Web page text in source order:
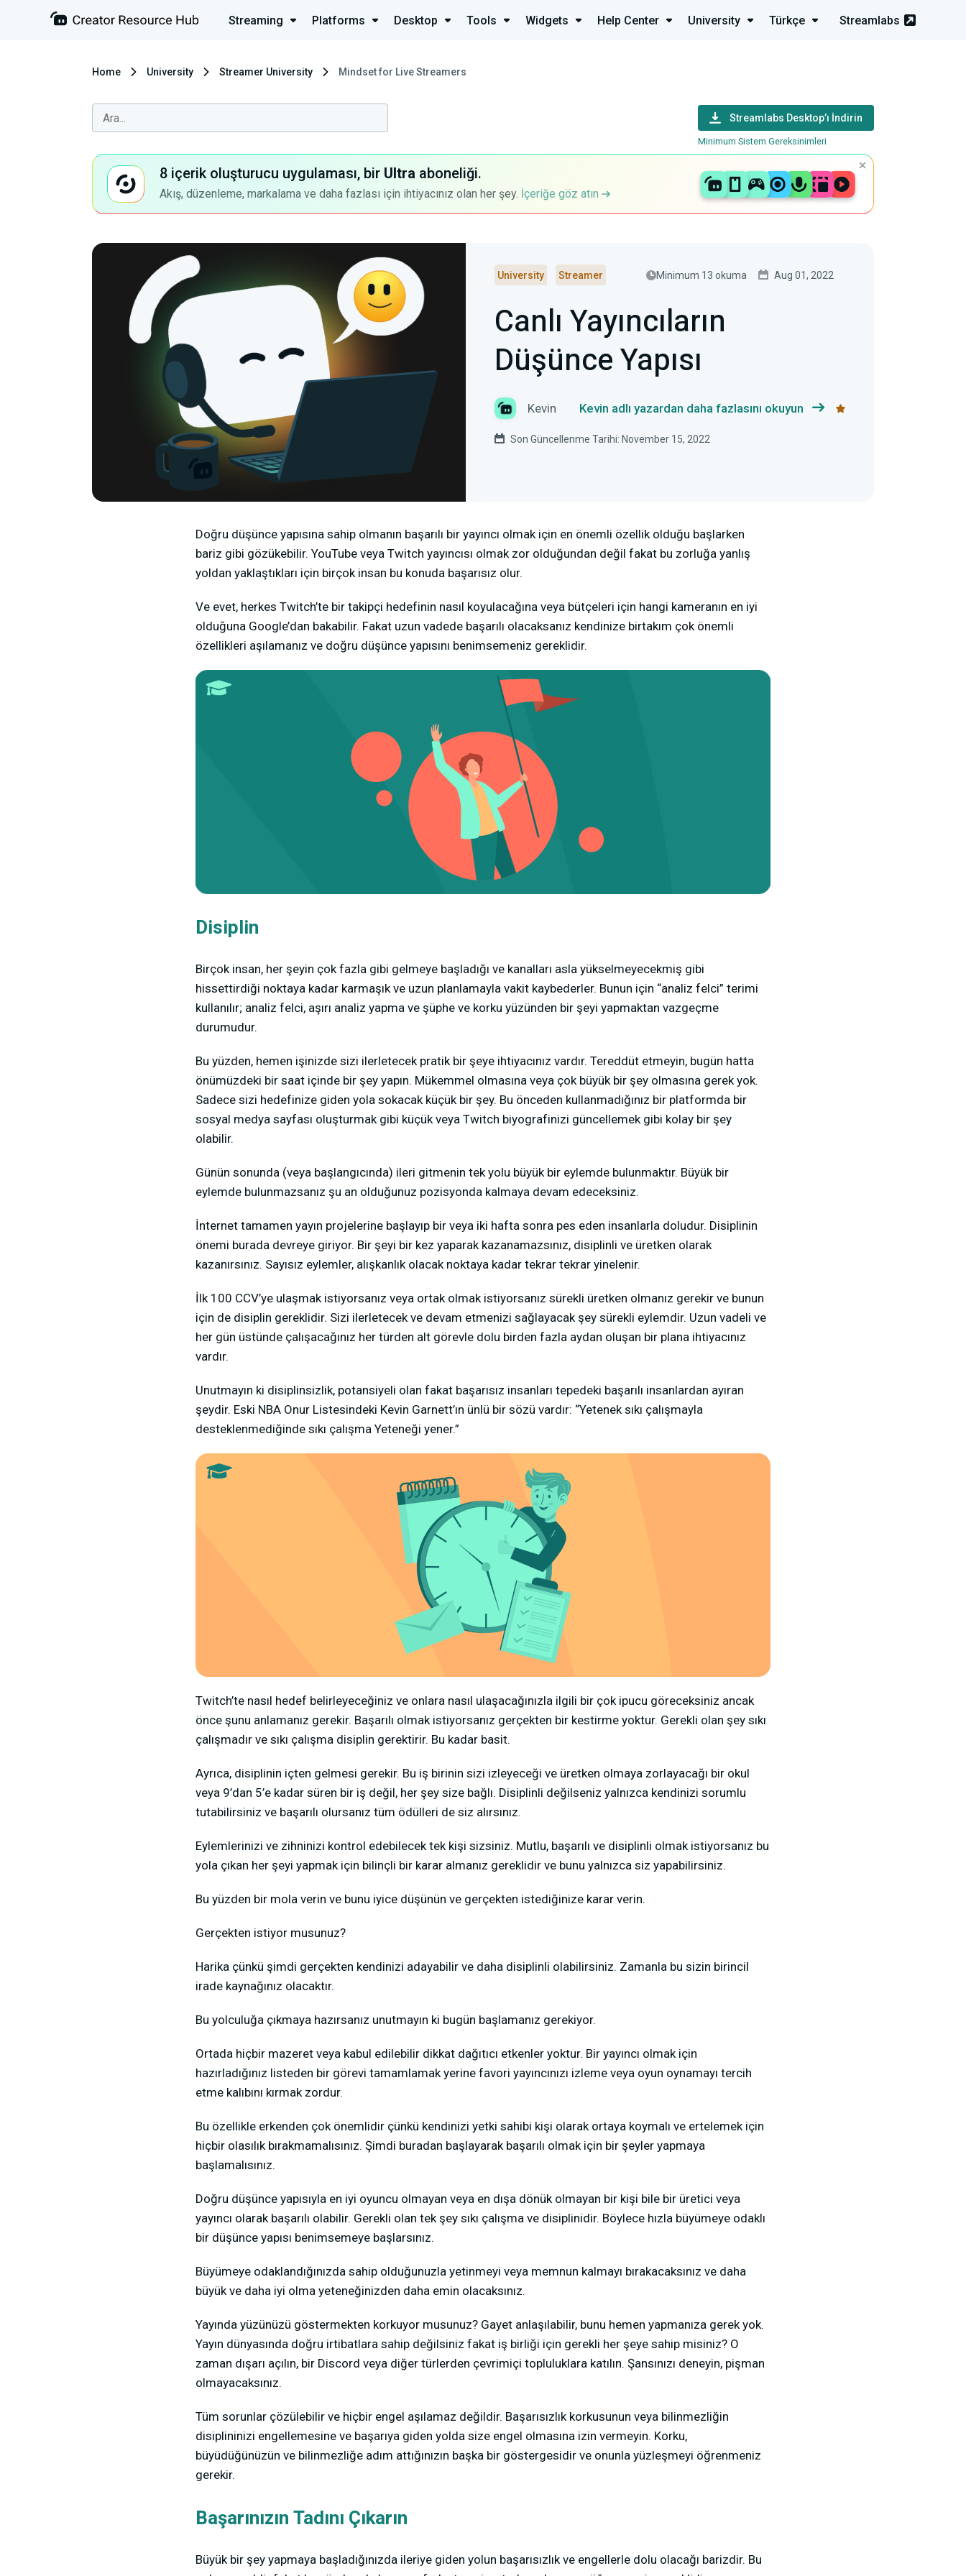
Streaming Platforms Desktop Tools Widgets Help Center University Türkçe Streamlabs
Home University Streamer University Mindset for Live Streamers
Streamlabs Desktop’ı İndirin
Minimum Sistem Gereksinimleri
8 içerik oluşturucu uygulaması, bir Ultra aboneliği.
Akış, düzenleme, markalama ve daha fazlası için ihtiyacınız olan her şey. İçeriğe göz atın
University Streamer Minimum 13 okuma Aug 01, 2022
Canlı Yayıncıların
Düşünce Yapısı
Kevin Kevin adlı yazardan daha fazlasını okuyun
Son Güncellenme Tarihi: November 15, 2022
Doğru düşünce yapısına sahip olmanın başarılı bir yayıncı olmak için en önemli özellik olduğu başlarken
bariz gibi gözükebilir. YouTube veya Twitch yayıncısı olmak zor olduğundan değil fakat bu zorluğa yanlış
yoldan yaklaştıkları için birçok insan bu konuda başarısız olur.
Ve evet, herkes Twitch’te bir takipçi hedefinin nasıl koyulacağına veya bütçeleri için hangi kameranın en iyi
olduğuna Google’dan bakabilir. Fakat uzun vadede başarılı olacaksanız kendinize birtakım çok önemli
özellikleri aşılamanız ve doğru düşünce yapısını benimsemeniz gereklidir.
Disiplin
Birçok insan, her şeyin çok fazla gibi gelmeye başladığı ve kanalları asla yükselmeyecekmiş gibi
hissettirdiği noktaya kadar karmaşık ve uzun planlamayla vakit kaybederler. Bunun için “analiz felci” terimi
kullanılır; analiz felci, aşırı analiz yapma ve şüphe ve korku yüzünden bir şeyi yapmaktan vazgeçme
durumudur.
Bu yüzden, hemen işinizde sizi ilerletecek pratik bir şeye ihtiyacınız vardır. Tereddüt etmeyin, bugün hatta
önümüzdeki bir saat içinde bir şey yapın. Mükemmel olmasına veya çok büyük bir şey olmasına gerek yok.
Sadece sizi hedefinize giden yola sokacak küçük bir şey. Bu önceden kullanmadığınız bir platformda bir
sosyal medya sayfası oluşturmak gibi küçük veya Twitch biyografinizi güncellemek gibi kolay bir şey
olabilir.
Günün sonunda (veya başlangıcında) ileri gitmenin tek yolu büyük bir eylemde bulunmaktır. Büyük bir
eylemde bulunmazsanız şu an olduğunuz pozisyonda kalmaya devam edeceksiniz.
İnternet tamamen yayın projelerine başlayıp bir veya iki hafta sonra pes eden insanlarla doludur. Disiplinin
önemi burada devreye giriyor. Bir şeyi bir kez yaparak kazanamazsınız, disiplinli ve üretken olarak
kazanırsınız. Sayısız eylemler, alışkanlık olacak noktaya kadar tekrar tekrar yinelenir.
İlk 100 CCV’ye ulaşmak istiyorsanız veya ortak olmak istiyorsanız sürekli üretken olmanız gerekir ve bunun
için de disiplin gereklidir. Sizi ilerletecek ve devam etmenizi sağlayacak şey sürekli eylemdir. Uzun vadeli ve
her gün üstünde çalışacağınız her türden alt görevle dolu birden fazla aydan oluşan bir plana ihtiyacınız
vardır.
Unutmayın ki disiplinsizlik, potansiyeli olan fakat başarısız insanları tepedeki başarılı insanlardan ayıran
şeydir. Eski NBA Onur Listesindeki Kevin Garnett’ın ünlü bir sözü vardır: “Yetenek sıkı çalışmayla
desteklenmediğinde sıkı çalışma Yeteneği yener.”
Twitch’te nasıl hedef belirleyeceğiniz ve onlara nasıl ulaşacağınızla ilgili bir çok ipucu göreceksiniz ancak
önce şunu anlamanız gerekir. Başarılı olmak istiyorsanız gerçekten bir kestirme yoktur. Gerekli olan şey sıkı
çalışmadır ve sıkı çalışma disiplin gerektirir. Bu kadar basit.
Ayrıca, disiplinin içten gelmesi gerekir. Bu iş birinin sizi izleyeceği ve üretken olmaya zorlayacağı bir okul
veya 9’dan 5’e kadar süren bir iş değil, her şey size bağlı. Disiplinli değilseniz yalnızca kendinizi sorumlu
tutabilirsiniz ve başarılı olursanız tüm ödülleri de siz alırsınız.
Eylemlerinizi ve zihninizi kontrol edebilecek tek kişi sizsiniz. Mutlu, başarılı ve disiplinli olmak istiyorsanız bu
yola çıkan her şeyi yapmak için bilinçli bir karar almanız gereklidir ve bunu yalnızca siz yapabilirsiniz.
Bu yüzden bir mola verin ve bunu iyice düşünün ve gerçekten istediğinize karar verin.
Gerçekten istiyor musunuz?
Harika çünkü şimdi gerçekten kendinizi adayabilir ve daha disiplinli olabilirsiniz. Zamanla bu sizin birincil
irade kaynağınız olacaktır.
Bu yolculuğa çıkmaya hazırsanız unutmayın ki bugün başlamanız gerekiyor.
Ortada hiçbir mazeret veya kabul edilebilir dikkat dağıtıcı etkenler yoktur. Bir yayıncı olmak için
hazırladığınız listeden bir görevi tamamlamak yerine favori yayıncınızı izleme veya oyun oynamayı tercih
etme kalıbını kırmak zordur.
Bu özellikle erkenden çok önemlidir çünkü kendinizi yetki sahibi kişi olarak ortaya koymalı ve ertelemek için
hiçbir olasılık bırakmamalısınız. Şimdi buradan başlayarak başarılı olmak için bir şeyler yapmaya
başlamalısınız.
Doğru düşünce yapısıyla en iyi oyuncu olmayan veya en dışa dönük olmayan bir kişi bile bir üretici veya
yayıncı olarak başarılı olabilir. Gerekli olan tek şey sıkı çalışma ve disiplinidir. Böylece hızla büyümeye odaklı
bir düşünce yapısı benimsemeye başlarsınız.
Büyümeye odaklandığınızda sahip olduğunuzla yetinmeyi veya memnun kalmayı bırakacaksınız ve daha
büyük ve daha iyi olma yeteneğinizden daha emin olacaksınız.
Yayında yüzünüzü göstermekten korkuyor musunuz? Gayet anlaşılabilir, bunu hemen yapmanıza gerek yok.
Yayın dünyasında doğru irtibatlara sahip değilsiniz fakat iş birliği için gerekli her şeye sahip misiniz? O
zaman dışarı açılın, bir Discord veya diğer türlerden çevrimiçi topluluklara katılın. Şansınızı deneyin, pişman
olmayacaksınız.
Tüm sorunlar çözülebilir ve hiçbir engel aşılamaz değildir. Başarısızlık korkusunun veya bilinmezliğin
disiplininizi engellemesine ve başarıya giden yolda size engel olmasına izin vermeyin. Korku,
büyüdüğünüzün ve bilinmezliğe adım attığınızın başka bir göstergesidir ve onunla yüzleşmeyi öğrenmeniz
gerekir.
Başarınızın Tadını Çıkarın
Büyük bir şey yapmaya başladığınızda ileriye giden yolun başarısızlık ve engellerle dolu olacağı barizdir. Bu